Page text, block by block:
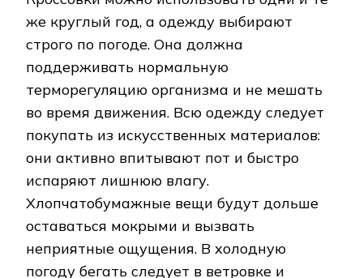
же круглый год, а одежду выбирают
строго по погоде. Она должна
поддерживать нормальную
терморегуляцию организма и не мешать
во время движения. Всю одежду следует
покупать из искусственных материалов:
они активно впитывают пот и быстро
испаряют лишнюю влагу.
Хлопчатобумажные вещи будут дольше
оставаться мокрыми и вызвать
неприятные ощущения. В холодную
погоду бегать следует в ветровке и